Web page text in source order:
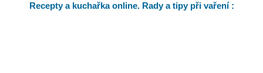
Recepty a kuchařka online. Rady a tipy při vaření :